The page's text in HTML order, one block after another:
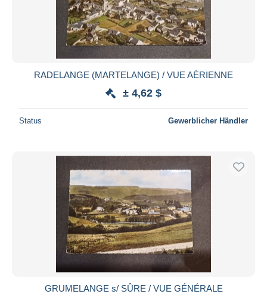
RADELANGE (MARTELANGE) / VUE AÉRIENNE
± 4,62 $
Status Gewerblicher Händler
GRUMELANGE s/ SÛRE / VUE GÉNÉRALE